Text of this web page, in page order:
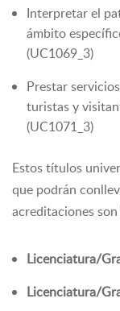
Interpretar el
ámbito
(UC1069_3)
Prestar
turistas y
(UC1071_3)
Estos títulos
que podrán
acreditaciones
Licenciatura/
Licenciatura/